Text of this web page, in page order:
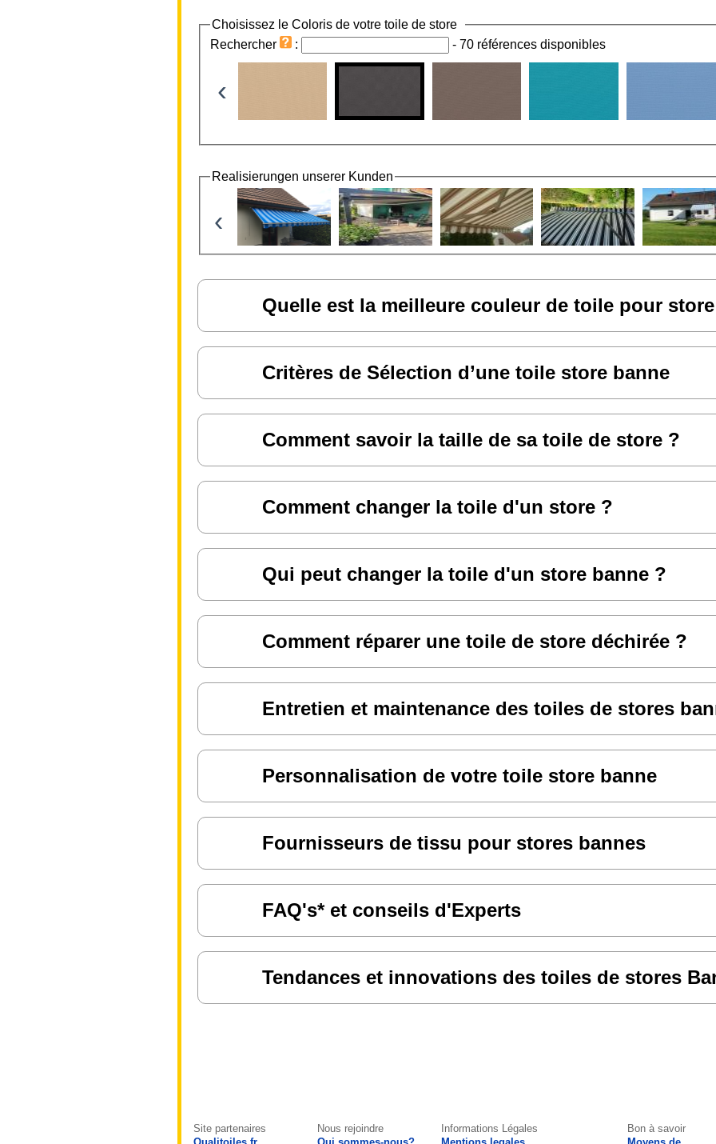
Choisissez le Coloris de votre toile de store
Rechercher
: - 70 références disponibles
‹
Realisierungen unserer Kunden
‹
Quelle est la meilleure couleur de toile pour
Critères de Sélection d’une toile store banne
Comment savoir la taille de sa toile de store ?
Comment changer la toile d'un store ?
Qui peut changer la toile d'un store banne ?
Comment réparer une toile de store déchirée ?
Entretien et maintenance des toiles de stores
Personnalisation de votre toile store banne
Fournisseurs de tissu pour stores bannes
FAQ's* et conseils d'Experts
Tendances et innovations des toiles de stores
Site partenaires
Nous rejoindre
Informations Légales
Bon à savoir